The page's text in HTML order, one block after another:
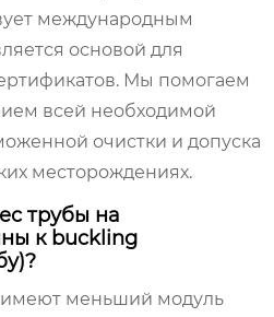
международным
основой для
Мы помогаем
всей необходимой
очистки и допуска
месторождениях.
трубы на
к buckling
меньший модуль